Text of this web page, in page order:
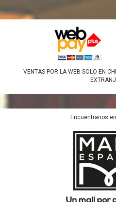
VENTAS POR LA WEB SOLO EN
Encuentranos